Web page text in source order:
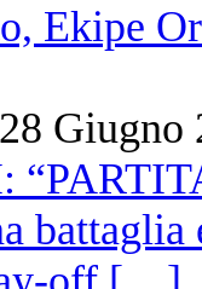
Ekipe
Giugno